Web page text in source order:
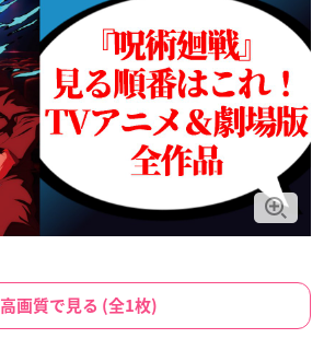
高画質で見る (全1枚)